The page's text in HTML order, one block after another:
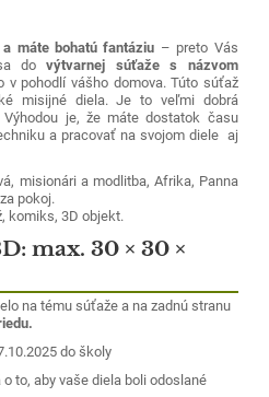
rok 2025/2026. Začali sme ho
sme prosili o Božie požehnanie
a rodičov, aby tento
a radosti.
na školský dvor, kde sme privítali
školy. Pani riaditeľka v
a úspešný nový školský rok, plný
nový školský rok! Nezabudnite, že
máte bohatú fantáziu – preto Vás
sa dovýtvarnej súťaže s názvom
v pohodlí vášho domova. Túto súťaž
misijné diela. Je to veľmi dobrá
je, že máte dostatok času
a pracovať na svojom diele aj
misionári a modlitba, Afrika, Panna
pokoj.
komiks, 3D objekt.
max. 30 × 30 ×
na tému súťaže a na zadnú stranu
do školy
to, aby vaše diela boli odoslané